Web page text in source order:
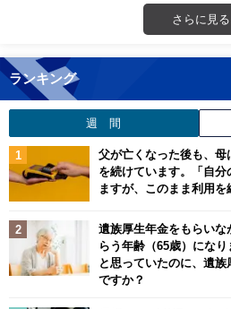
さらに見る
ランキング
週 間
父が亡くなった後も、母
を続けています。「自
ますが、このまま利用を
遺族厚生年金をもらいな
らう年齢（65歳）にな
と思っていたのに、遺
ですか？